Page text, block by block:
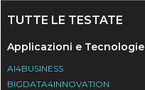
TUTTE LE TESTATE
Applicazioni e Tecnologie
AI4BUSINESS
BIGDATA4INNOVATION